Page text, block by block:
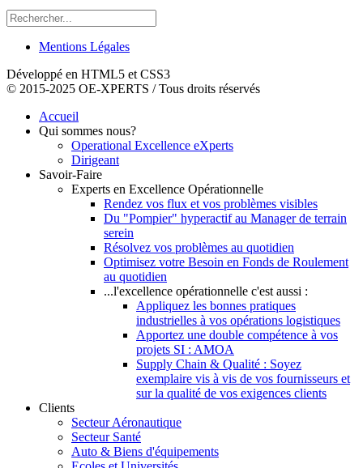
Mentions Légales
Développé en HTML5 et CSS3
© 2015-2025 OE-XPERTS / Tous droits réservés
Accueil
Qui sommes nous?
Operational Excellence eXperts
Dirigeant
Savoir-Faire
Experts en Excellence Opérationnelle
Rendez vos flux et vos problèmes visibles
Du "Pompier" hyperactif au Manager de terrain
serein
Résolvez vos problèmes au quotidien
Optimisez votre Besoin en Fonds de Roulement
au quotidien
...l'excellence opérationnelle c'est aussi :
Appliquez les bonnes pratiques
industrielles à vos opérations logistiques
Apportez une double compétence à vos
projets SI : AMOA
Supply Chain & Qualité : Soyez
exemplaire vis à vis de vos fournisseurs et
sur la qualité de vos exigences clients
Clients
Secteur Aéronautique
Secteur Santé
Auto & Biens d'équipements